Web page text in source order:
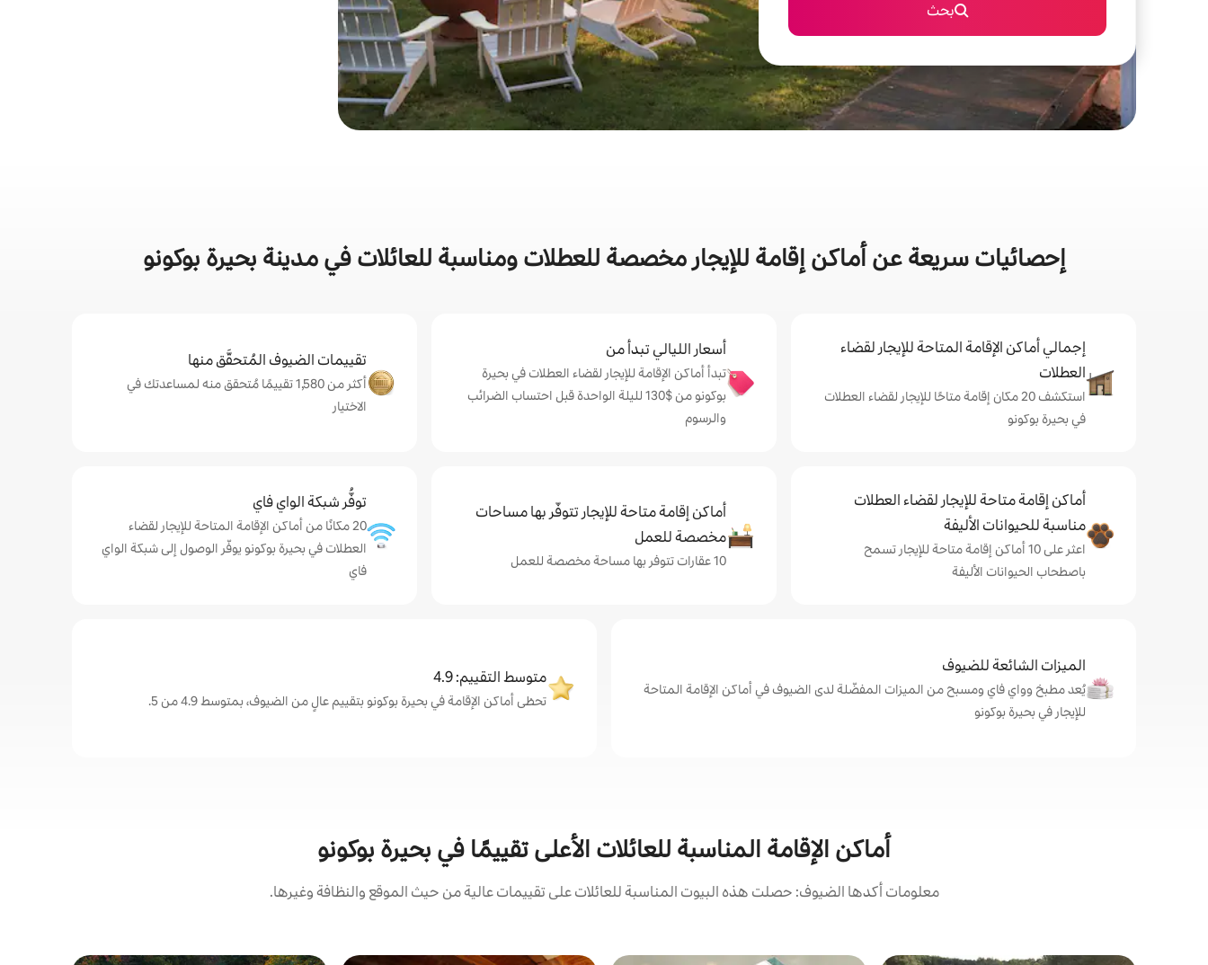
بحث
إحصائيات سريعة عن أماكن إقامة للإيجار مخصصة للعطلات ومناسبة للعائلات في مدينة بحيرة بوكونو
إجمالي أماكن الإقامة المتاحة للإيجار لقضاء
العطلات
استكشف 20 مكان إقامة متاحًا للإيجار لقضاء العطلات
في بحيرة بوكونو
أسعار الليالي تبدأ من
تبدأ أماكن الإقامة للإيجار لقضاء العطلات في بحيرة
بوكونو من $‏130 لليلة الواحدة قبل احتساب الضرائب
والرسوم
تقييمات الضيوف المُتحقَّق منها
أكثر من 1,580 تقييمًا مُتحقق منه لمساعدتك في
الاختيار
أماكن إقامة متاحة للإيجار لقضاء العطلات
مناسبة للحيوانات الأليفة
اعثر على 10 أماكن إقامة متاحة للإيجار تسمح
باصطحاب الحيوانات الأليفة
أماكن إقامة متاحة للإيجار تتوفّر بها مساحات
مخصصة للعمل
10 عقارات تتوفر بها مساحة مخصصة للعمل
توفُّر شبكة الواي فاي
20 مكانًا من أماكن الإقامة المتاحة للإيجار لقضاء
العطلات في بحيرة بوكونو يوفّر الوصول إلى شبكة الواي
فاي
الميزات الشائعة للضيوف
يُعد مطبخ وواي فاي ومسبح من الميزات المفضّلة لدى الضيوف في أماكن الإقامة المتاحة
للإيجار في بحيرة بوكونو
متوسط التقييم: 4.9
تحظى أماكن الإقامة في بحيرة بوكونو بتقييم عالٍ من الضيوف، بمتوسط 4.9 من 5.
أماكن الإقامة المناسبة للعائلات الأعلى تقييمًا في بحيرة بوكونو
معلومات أكدها الضيوف: حصلت هذه البيوت المناسبة للعائلات على تقييمات عالية من حيث الموقع والنظافة وغيرها.